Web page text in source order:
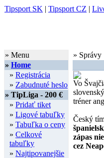
Tipsport SK | Tipsport CZ |
» Menu
» Home
» Registrácia
» Zabudnuté heslo
» TipLiga - 200 €
» Pridať tiket
» Ligové tabuľky
» Tabuľka o ceny
» Celkové
tabuľky
» Najtipovanejšie
» Správy
Vo
tréner
Český
zápas
cez